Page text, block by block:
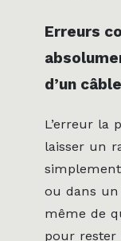
Erreurs
d’un câble
L’erreur la
laisser un
ou dans un
même de
pour rester